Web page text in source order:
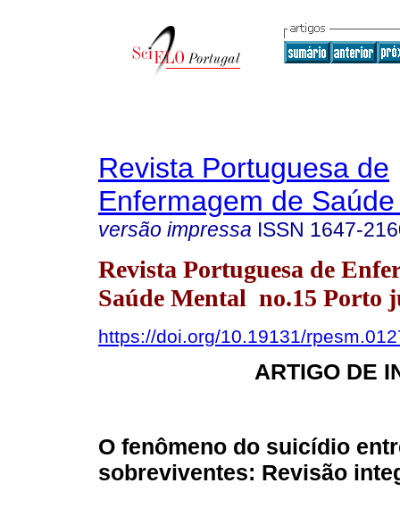
Revista Portuguesa de
Enfermagem de
versão impressa ISSN 1647-
Revista Portuguesa de
Saúde Mental no.15 Porto
https://doi.org/10.19131/
ARTIGO DE
O fenômeno do suicídio
sobreviventes: Revisão